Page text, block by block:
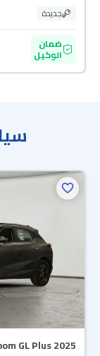
جديدة
ضمان
الوكيل
GL Plus 2025